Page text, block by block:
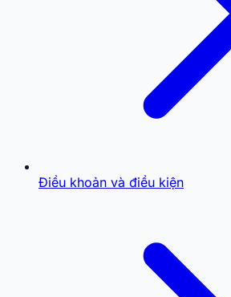
Điều khoản và điều kiện